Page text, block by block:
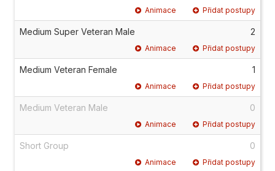
Animace Přidat postupy
Medium Super Veteran Male 2
Animace Přidat postupy
Medium Veteran Female 1
Animace Přidat postupy
Medium Veteran Male 0
Animace Přidat postupy
Short Group 0
Animace Přidat postupy